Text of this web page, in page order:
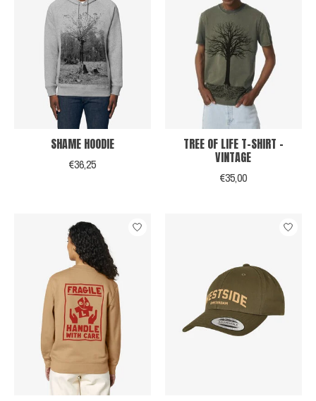
SHAME HOODIE
€36,25
TREE OF LIFE T-SHIRT -
VINTAGE
€35,00